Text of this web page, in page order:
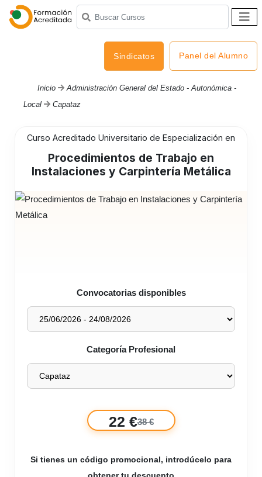
Sindicatos Panel del Alumno
Inicio
Administración General del Estado - Autonómica -
Local
Capataz
Curso Acreditado Universitario de Especialización en
Procedimientos de Trabajo en
Instalaciones y Carpintería Metálica
Convocatorias disponibles
Categoría Profesional
22 €38 €
Si tienes un código promocional, introdúcelo para